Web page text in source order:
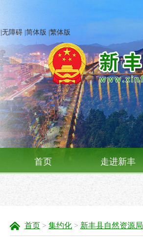
无障碍 简体版 繁体版
首页 走进新丰
首页 > 集约化 > 新丰县自然资源局